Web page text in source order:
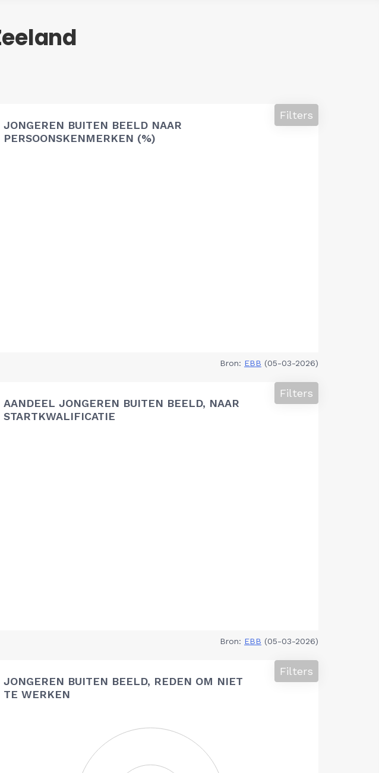
JONGEREN BUITEN BEELD NAAR
PERSOONSKENMERKEN (%)
Filters
Bron: EBB (05-03-2026)
AANDEEL JONGEREN BUITEN BEELD, NAAR
STARTKWALIFICATIE
Filters
Bron: EBB (05-03-2026)
JONGEREN BUITEN BEELD, REDEN OM NIET
TE WERKEN
Filters